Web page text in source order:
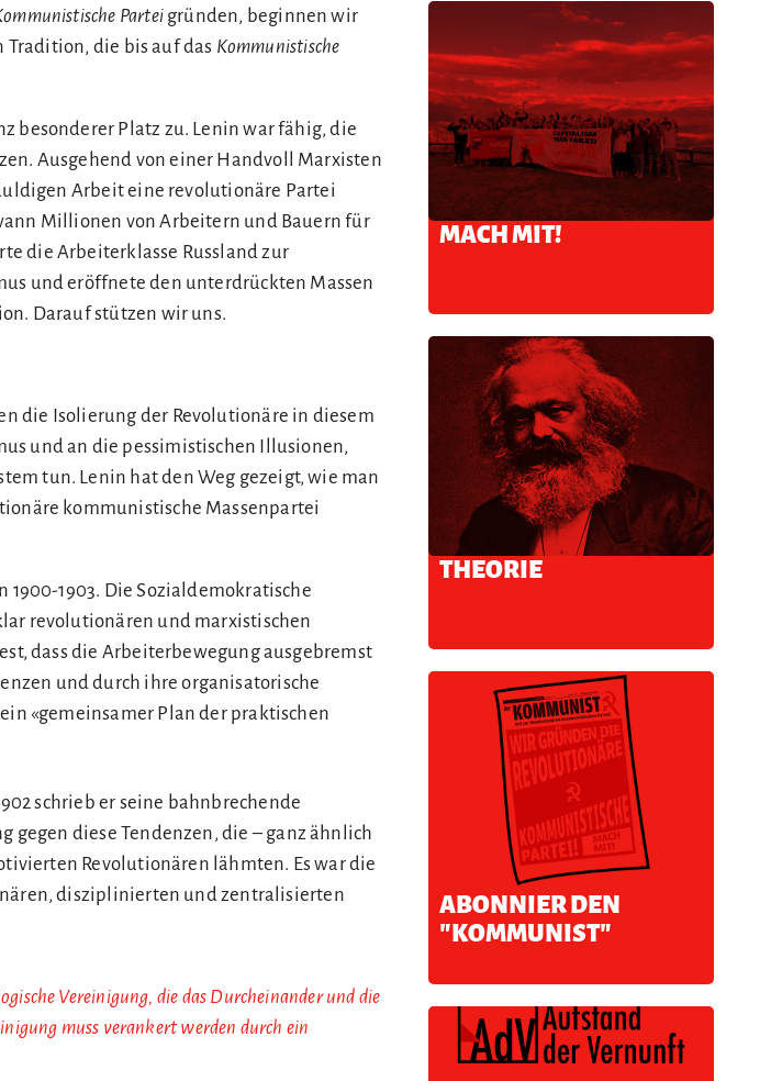
Parteigründen, beginnen wir
die bis auf das Kommunistische
besonderer Platz zu. Lenin war fähig, die
Ausgehend von einer Handvoll Marxisten
Arbeit eine revolutionäre Partei
Millionen von Arbeitern und Bauern für
die Arbeiterklasse Russland zur
und eröffnete den unterdrückten Massen
Darauf stützen wir uns.
die Isolierung der Revolutionäre in diesem
und an die pessimistischen Illusionen,
tun. Lenin hat den Weg gezeigt, wie man
kommunistische Massenpartei
1903. Die Sozialdemokratische
revolutionären und marxistischen
dass die Arbeiterbewegung ausgebremst
und durch ihre organisatorische
«gemeinsamer Plan der praktischen
schrieb er seine bahnbrechende
gegen diese Tendenzen, die – ganz ähnlich
Revolutionären lähmten. Es war die
disziplinierten und zentralisierten
Vereinigung, die das Durcheinander und die
muss verankert werden durch ein
MACH MIT!
THEORIE
ABONNIER DEN
"KOMMUNIST"